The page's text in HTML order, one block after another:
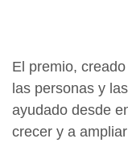
El premio,
las personas y
ayudado desde
crecer y a